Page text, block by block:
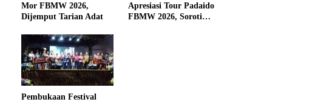
Mor FBMW 2026,
Dijemput Tarian Adat
Apresiasi Tour Padaido
FBMW 2026, Soroti
Pembukaan Festival